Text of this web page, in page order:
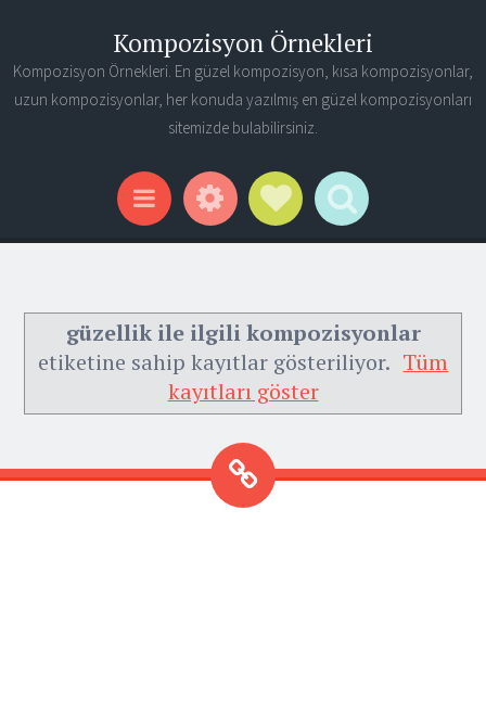
Kompozisyon Örnekleri
Kompozisyon Örnekleri. En güzel kompozisyon, kısa kompozisyonlar,
uzun kompozisyonlar, her konuda yazılmış en güzel kompozisyonları
sitemizde bulabilirsiniz.
Menu WidgetsSocial Links
Search
güzellik ile ilgili kompozisyonlar
etiketine sahip kayıtlar gösteriliyor. Tüm
kayıtları göster